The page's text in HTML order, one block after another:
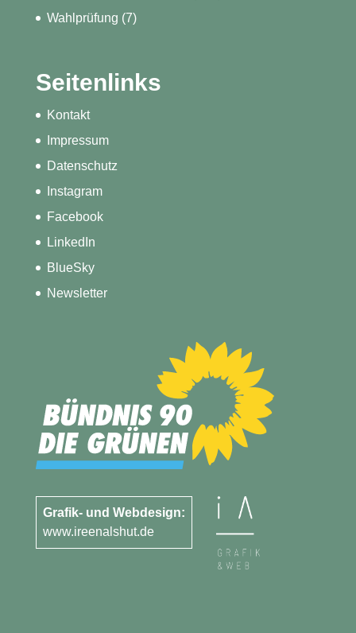
Wahlprüfung (7)
Seitenlinks
Kontakt
Impressum
Datenschutz
Instagram
Facebook
LinkedIn
BlueSky
Newsletter
Grafik- und Webdesign:
www.ireenalshut.de